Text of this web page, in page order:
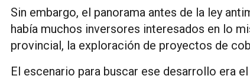
Sin embargo, el panorama antes de la ley
había muchos inversores interesados en lo
provincial, la exploración de proyectos de
El escenario para buscar ese desarrollo era